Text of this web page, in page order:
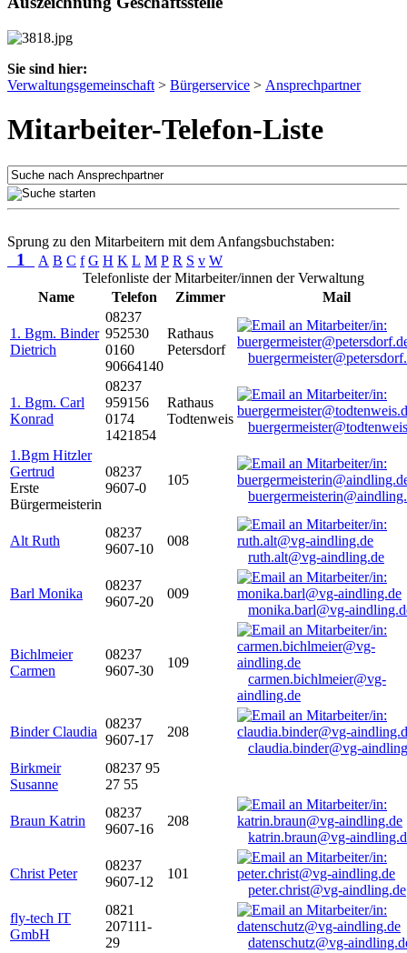
Sie sind hier:
Verwaltungsgemeinschaft > Bürgerservice > Ansprechpartner
Mitarbeiter-Telefon-Liste
Sprung zu den Mitarbeitern mit dem Anfangsbuchstaben:
1 A B C f G H K L M P R S v W
Telefonliste der Mitarbeiter/innen der Verwaltung
Name
Telefon Zimmer Mail
1. Bgm. Binder
Dietrich
08237
952530
0160
90664140
Rathaus
Petersdorf
1. Bgm. Carl
Konrad
08237
959156
0174
1421854
Rathaus
Todtenweis
1.Bgm Hitzler
Gertrud
Erste
Bürgermeisterin
08237
9607-0
105
Alt Ruth
08237
9607-10
008
ruth.alt@vg-aindling.de
Barl Monika
08237
9607-20
009
monika.barl@vg-
Bichlmeier
Carmen
08237
9607-30
109
carmen.bichlmeier@vg-
aindling.de
Binder Claudia
08237
9607-17
208
claudia.binder@vg-
Birkmeir
Susanne
08237 95
27 55
Braun Katrin
08237
9607-16
208
katrin.braun@vg-
Christ Peter
08237
9607-12
101
peter.christ@vg-aindling.de
fly-tech IT
GmbH
0821
207111-
29
datenschutz@vg-